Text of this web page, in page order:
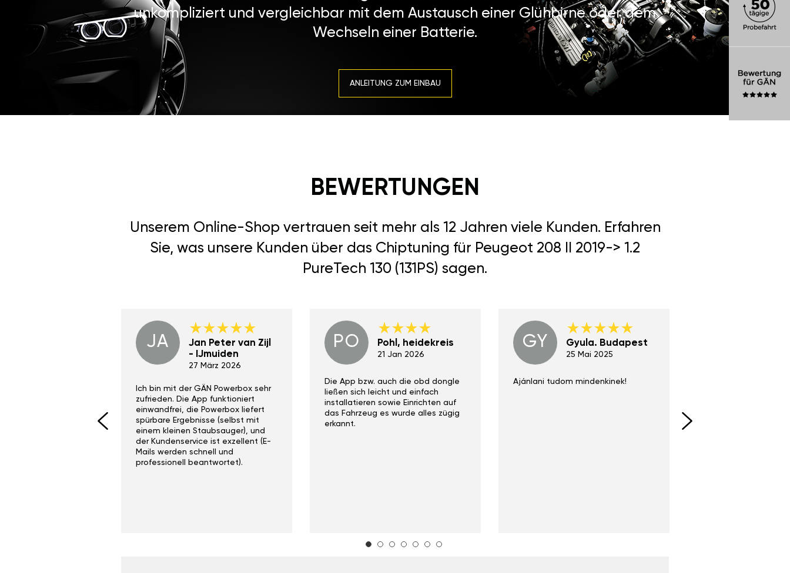
unkompliziert und vergleichbar mit dem Austausch einer Glühbirne oder dem
Wechseln einer Batterie.
ANLEITUNG ZUM EINBAU
BEWERTUNGEN
Unserem Online-Shop vertrauen seit mehr als 12 Jahren viele Kunden. Erfahren
Sie, was unsere Kunden über das Chiptuning für Peugeot 208 II 2019-> 1.2
PureTech 130 (131PS) sagen.
JA
Jan Peter van Zijl
- IJmuiden
27 März 2026
Ich bin mit der GÄN Powerbox sehr
zufrieden. Die App funktioniert
einwandfrei, die Powerbox liefert
spürbare Ergebnisse (selbst mit
einem kleinen Staubsauger), und
der Kundenservice ist exzellent (E-
Mails werden schnell und
professionell beantwortet).
PO Pohl, heidekreis
21 Jan 2026
Die App bzw. auch die obd dongle
ließen sich leicht und einfach
installatieren sowie Einrichten auf
das Fahrzeug es wurde alles zügig
erkannt.
GY Gyula. Budapest
25 Mai 2025
Ajánlani tudom mindenkinek!